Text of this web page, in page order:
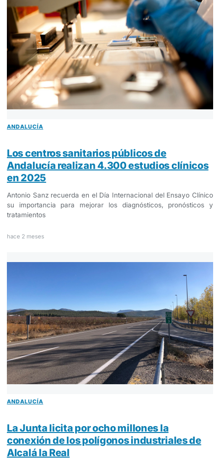
ANDALUCÍA
Los centros sanitarios públicos de
Andalucía realizan 4.300 estudios clínicos
en 2025
Antonio Sanz recuerda en el Día Internacional del Ensayo Clínico
su importancia para mejorar los diagnósticos, pronósticos y
tratamientos
hace 2 meses
ANDALUCÍA
La Junta licita por ocho millones la
conexión de los polígonos industriales de
Alcalá la Real